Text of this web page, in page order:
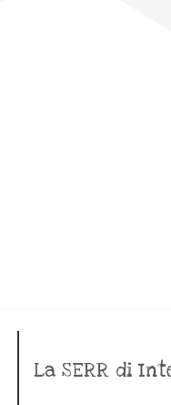
La SERR di